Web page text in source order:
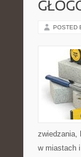
POSTED
zwiedzania,
w miastach